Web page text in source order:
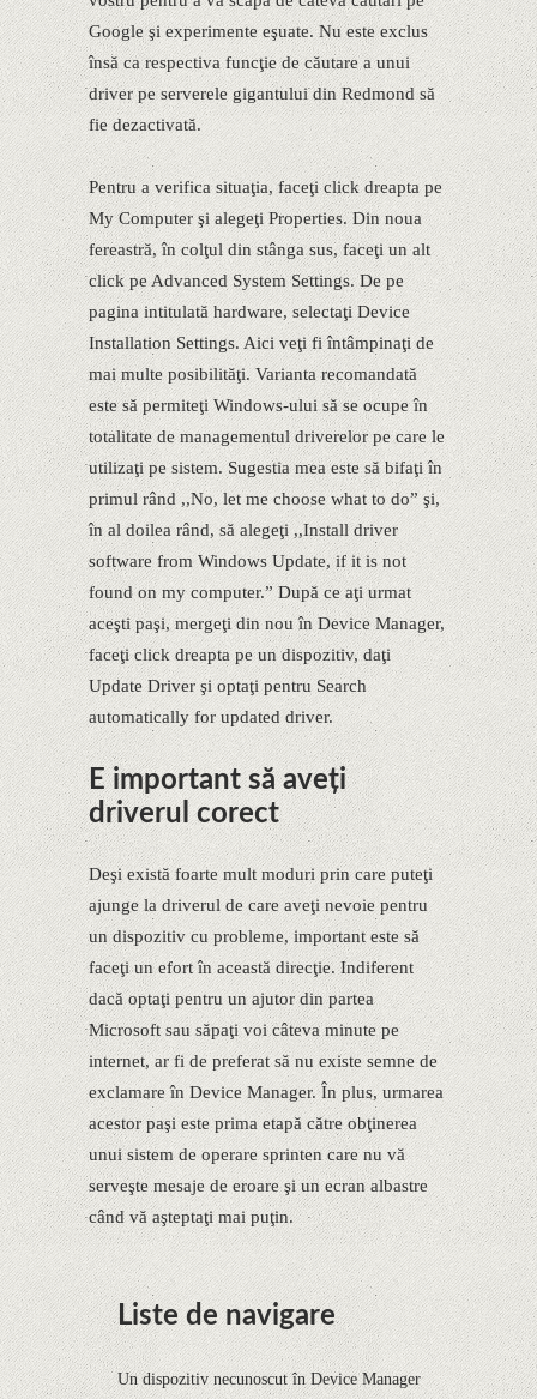
Google şi experimente eşuate. Nu este exclus
însă ca respectiva funcţie de căutare a unui
driver pe serverele gigantului din Redmond să
fie dezactivată.
Pentru a verifica situaţia, faceţi click dreapta pe
My Computer şi alegeţi Properties. Din noua
fereastră, în colţul din stânga sus, faceţi un alt
click pe Advanced System Settings. De pe
pagina intitulată hardware, selectaţi Device
Installation Settings. Aici veţi fi întâmpinaţi de
mai multe posibilităţi. Varianta recomandată
este să permiteţi Windows-ului să se ocupe în
totalitate de managementul driverelor pe care le
utilizaţi pe sistem. Sugestia mea este să bifaţi în
primul rând ,,No, let me choose what to do” şi,
în al doilea rând, să alegeţi ,,Install driver
software from Windows Update, if it is not
found on my computer.” După ce aţi urmat
aceşti paşi, mergeţi din nou în Device Manager,
faceţi click dreapta pe un dispozitiv, daţi
Update Driver şi optaţi pentru Search
automatically for updated driver.
E important să aveţi
driverul corect
Deşi există foarte mult moduri prin care puteţi
ajunge la driverul de care aveţi nevoie pentru
un dispozitiv cu probleme, important este să
faceţi un efort în această direcţie. Indiferent
dacă optaţi pentru un ajutor din partea
Microsoft sau săpaţi voi câteva minute pe
internet, ar fi de preferat să nu existe semne de
exclamare în Device Manager. În plus, urmarea
acestor paşi este prima etapă către obţinerea
unui sistem de operare sprinten care nu vă
serveşte mesaje de eroare şi un ecran albastre
când vă aşteptaţi mai puţin.
Liste de navigare
Un dispozitiv necunoscut în Device Manager